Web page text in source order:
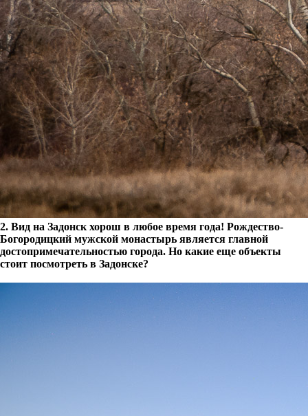
2. Вид на Задонск хорош в любое время года! Рождество-
Богородицкий мужской монастырь является главной
достопримечательностью города. Но какие еще объекты
стоит посмотреть в Задонске?